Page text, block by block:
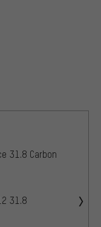
31.8 Carbon
31.8